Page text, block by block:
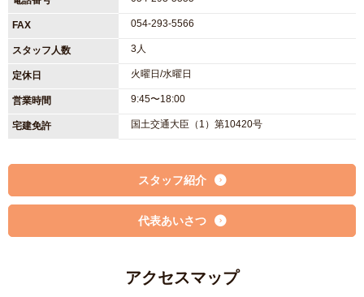
FAX 054-293-5566
スタッフ人数 3人
定休日 火曜日/水曜日
営業時間 9:45〜18:00
宅建免許 国土交通大臣（1）第10420号
スタッフ紹介
代表あいさつ
アクセスマップ